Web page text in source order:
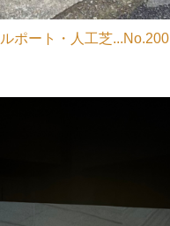
ポート・人工芝...No.200